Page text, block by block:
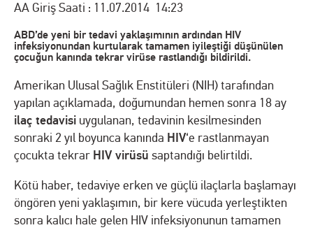
AA Giriş Saati : 11.07.2014 14:23
ABD’de yeni bir tedavi yaklaşımının ardından HIV
infeksiyonundan kurtularak tamamen iyileştiği düşünülen
çocuğun kanında tekrar virüse rastlandığı bildirildi.
Amerikan Ulusal Sağlık Enstitüleri (NIH) tarafından
yapılan açıklamada, doğumundan hemen sonra 18 ay
ilaç tedavisi uygulanan, tedavinin kesilmesinden
sonraki 2 yıl boyunca kanında HIV‘e rastlanmayan
çocukta tekrar HIV virüsü saptandığı belirtildi.
Kötü haber, tedaviye erken ve güçlü ilaçlarla başlamayı
öngören yeni yaklaşımın, bir kere vücuda yerleştikten
sonra kalıcı hale gelen HIV infeksiyonunun tamamen